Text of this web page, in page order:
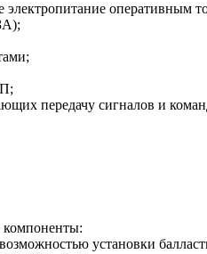
оперативным
передачу сигналов и
установки